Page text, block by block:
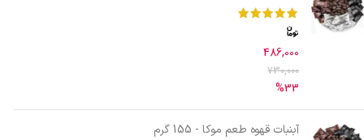
486,000
730,000
%33
آبنبات قهوه طعم موکا - 155 گرم